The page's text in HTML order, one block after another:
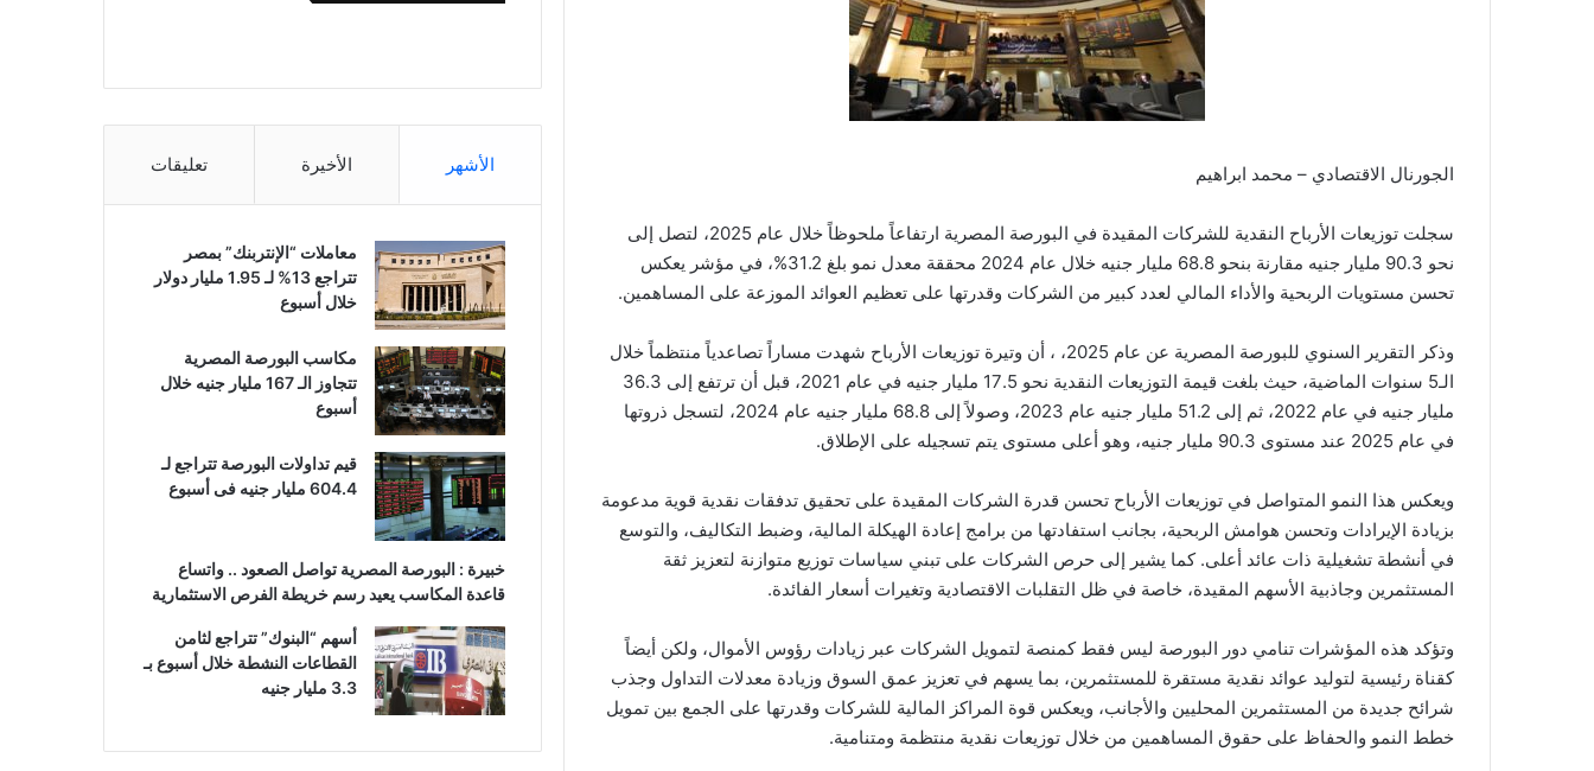
الجورنال الاقتصادي – محمد ابراهيم
سجلت توزيعات الأرباح النقدية للشركات المقيدة في البورصة المصرية ارتفاعاً ملحوظاً خلال عام 2025، لتصل إلى
نحو 90.3 مليار جنيه مقارنة بنحو 68.8 مليار جنيه خلال عام 2024 محققة معدل نمو بلغ 31.2%، في مؤشر يعكس
تحسن مستويات الربحية والأداء المالي لعدد كبير من الشركات وقدرتها على تعظيم العوائد الموزعة على المساهمين.
وذكر التقرير السنوي للبورصة المصرية عن عام 2025، ، أن وتيرة توزيعات الأرباح شهدت مساراً تصاعدياً منتظماً خلال
الـ5 سنوات الماضية، حيث بلغت قيمة التوزيعات النقدية نحو 17.5 مليار جنيه في عام 2021، قبل أن ترتفع إلى 36.3
مليار جنيه في عام 2022، ثم إلى 51.2 مليار جنيه عام 2023، وصولاً إلى 68.8 مليار جنيه عام 2024، لتسجل ذروتها
في عام 2025 عند مستوى 90.3 مليار جنيه، وهو أعلى مستوى يتم تسجيله على الإطلاق.
ويعكس هذا النمو المتواصل في توزيعات الأرباح تحسن قدرة الشركات المقيدة على تحقيق تدفقات نقدية قوية مدعومة
بزيادة الإيرادات وتحسن هوامش الربحية، بجانب استفادتها من برامج إعادة الهيكلة المالية، وضبط التكاليف، والتوسع
في أنشطة تشغيلية ذات عائد أعلى. كما يشير إلى حرص الشركات على تبني سياسات توزيع متوازنة لتعزيز ثقة
المستثمرين وجاذبية الأسهم المقيدة، خاصة في ظل التقلبات الاقتصادية وتغيرات أسعار الفائدة.
وتؤكد هذه المؤشرات تنامي دور البورصة ليس فقط كمنصة لتمويل الشركات عبر زيادات رؤوس الأموال، ولكن أيضاً
كقناة رئيسية لتوليد عوائد نقدية مستقرة للمستثمرين، بما يسهم في تعزيز عمق السوق وزيادة معدلات التداول وجذب
شرائح جديدة من المستثمرين المحليين والأجانب، ويعكس قوة المراكز المالية للشركات وقدرتها على الجمع بين تمويل
خطط النمو والحفاظ على حقوق المساهمين من خلال توزيعات نقدية منتظمة ومتنامية.
الأشهر الأخيرة تعليقات
معاملات “الإنتربنك” بمصر
تتراجع 13% لـ 1.95 مليار دولار
خلال أسبوع
مكاسب البورصة المصرية
تتجاوز الـ 167 مليار جنيه خلال
أسبوع
قيم تداولات البورصة تتراجع لـ
604.4 مليار جنيه فى أسبوع
خبيرة : البورصة المصرية تواصل الصعود .. واتساع
قاعدة المكاسب يعيد رسم خريطة الفرص الاستثمارية
أسهم “البنوك” تتراجع لثامن
القطاعات النشطة خلال أسبوع بـ
3.3 مليار جنيه